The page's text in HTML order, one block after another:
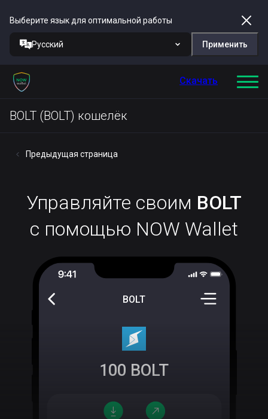
Выберите язык для оптимальной работы
Русский Применить
Скачать
BOLT (BOLT) кошелёк
Предыдущая страница
Управляйте своим BOLT
с помощью NOW Wallet
BOLT
100 BOLT